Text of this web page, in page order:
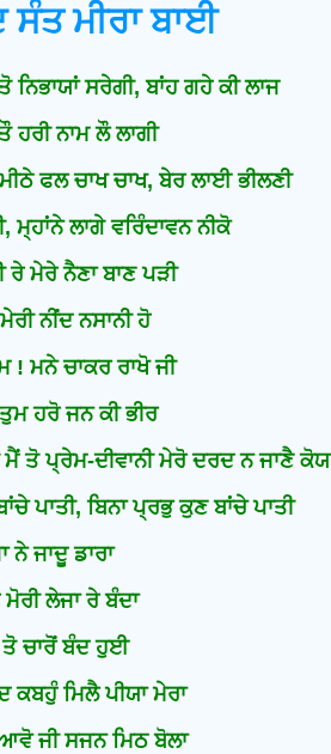
ਸੰਤ ਮੀਰਾ ਬਾਈ
ਨਿਭਾਯਾਂ ਸਰੇਗੀ, ਬਾਂਹ ਗਹੇ ਕੀ ਲਾਜ
ਹਰੀ ਨਾਮ ਲੌ ਲਾਗੀ
ਫਲ ਚਾਖ ਚਾਖ, ਬੇਰ ਲਾਈ ਭੀਲਣੀ
ਮ੍ਹਾਂਨੇ ਲਾਗੇ ਵਰਿੰਦਾਵਨ ਨੀਕੋ
ਮੇਰੇ ਨੈਣਾ ਬਾਣ ਪੜੀ
ਨੀਂਦ ਨਸਾਨੀ ਹੋ
! ਮਨੇ ਚਾਕਰ ਰਾਖੋ ਜੀ
ਹਰੋ ਜਨ ਕੀ ਭੀਰ
ਮੈਂ ਤੋ ਪ੍ਰੇਮ-ਦੀਵਾਨੀ ਮੇਰੋ ਦਰਦ ਨ ਜਾਣੈ ਕੋਯ
ਪਾਤੀ, ਬਿਨਾ ਪ੍ਰਭੁ ਕੁਣ ਬਾਂਚੇ ਪਾਤੀ
ਨੇ ਜਾਦੂ ਡਾਰਾ
ਲੇਜਾ ਰੇ ਬੰਦਾ
ਤੋ ਚਾਰੋਂ ਬੰਦ ਹੁਈ
ਕਬਹੁੰ ਮਿਲੈ ਪੀਯਾ ਮੇਰਾ
ਜੀ ਸਜਨ ਮਿਠ ਬੋਲਾ